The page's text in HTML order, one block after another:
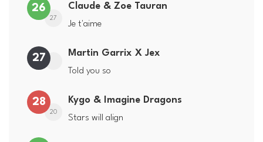
26
27
Claude & Zoe Tauran
Je t'aime
27 Martin Garrix X Jex
Told you so
28
20
Kygo & Imagine Dragons
Stars will align